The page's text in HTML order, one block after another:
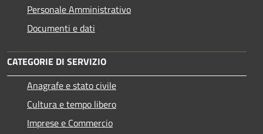
Personale Amministrativo
Documenti e dati
CATEGORIE DI SERVIZIO
Anagrafe e stato civile
Cultura e tempo libero
Imprese e Commercio